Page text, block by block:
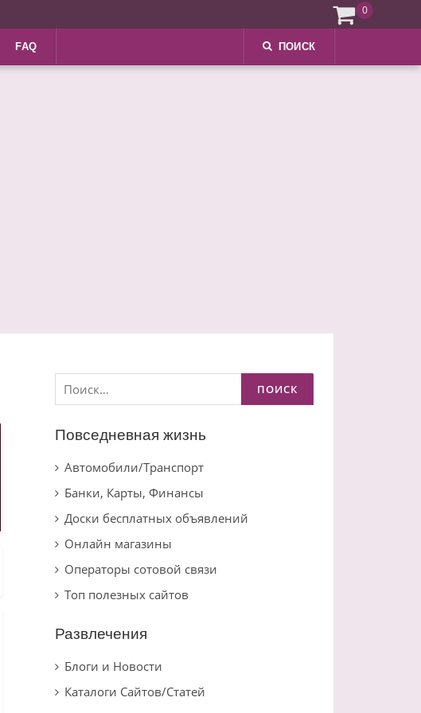
FAQ ПОИСК
Найти:
Повседневная жизнь
Автомобили/Транспорт
Банки, Карты, Финансы
Доски бесплатных объявлений
Онлайн магазины
Операторы сотовой связи
Топ полезных сайтов
Развлечения
Блоги и Новости
Каталоги Сайтов/Статей
0